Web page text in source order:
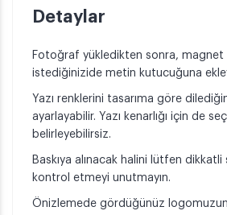
Detaylar
Fotoğraf yükledikten sonra, magnet
istediğinizide metin kutucuğuna
Yazı renklerini tasarıma göre
ayarlayabilir. Yazı kenarlığı için de
belirleyebilirsiz.
Baskıya alınacak halini lütfen
kontrol etmeyi unutmayın.
Önizlemede gördüğünüz